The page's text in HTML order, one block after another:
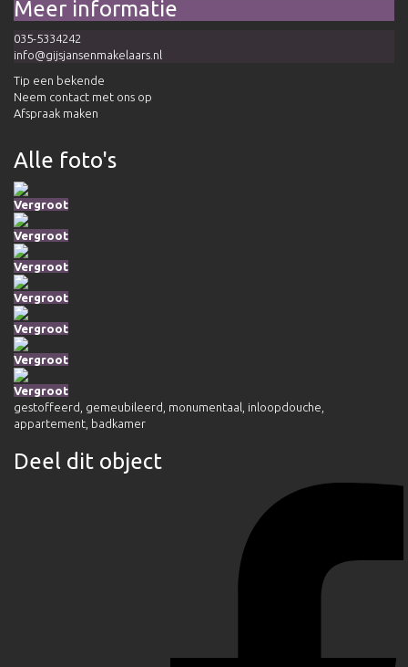
Meer informatie
035-5334242
info@gijsjansenmakelaars.nl
Tip een bekende
Neem contact met ons op
Afspraak maken
Alle foto's
Vergroot
Vergroot
Vergroot
Vergroot
Vergroot
Vergroot
Vergroot
gestoffeerd
gemeubileerd monumentaal inloopdouche
appartement badkamer
Deel dit object